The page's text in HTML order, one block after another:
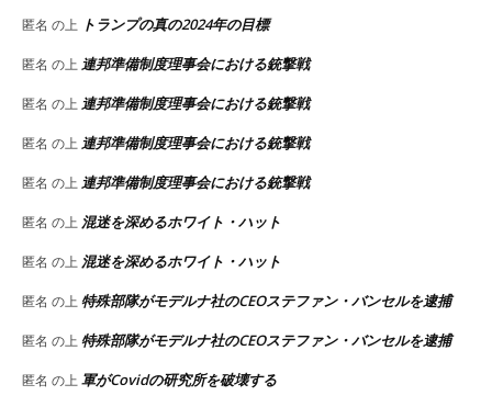
匿名 の上 トランプの真の2024年の目標
匿名 の上 連邦準備制度理事会における銃撃戦
匿名 の上 連邦準備制度理事会における銃撃戦
匿名 の上 連邦準備制度理事会における銃撃戦
匿名 の上 連邦準備制度理事会における銃撃戦
匿名 の上 混迷を深めるホワイト・ハット
匿名 の上 混迷を深めるホワイト・ハット
匿名 の上 特殊部隊がモデルナ社のCEOステファン・バンセルを逮捕
匿名 の上 特殊部隊がモデルナ社のCEOステファン・バンセルを逮捕
匿名 の上 軍がCovidの研究所を破壊する